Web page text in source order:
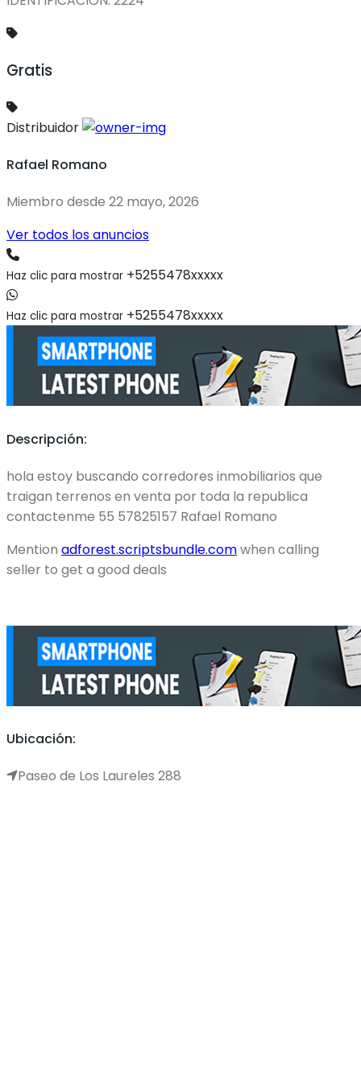
Gratis
Distribuidor
Rafael Romano
Miembro desde 22 mayo, 2026
Ver todos los anuncios
Haz clic para mostrar +5255478xxxxx
Haz clic para mostrar +5255478xxxxx
Descripción:
hola estoy buscando corredores inmobiliarios que
traigan terrenos en venta por toda la republica
contactenme 55 57825157 Rafael Romano
Mention adforest.scriptsbundle.comwhen calling
seller to get a good deals
Ubicación:
Paseo de Los Laureles 288